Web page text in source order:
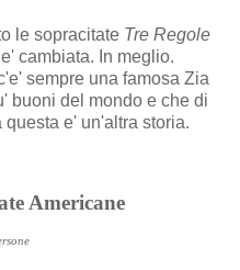
le sopracitate Tre Regole
cambiata. In meglio.
sempre una famosa Zia
buoni del mondo e che di
e' un'altra storia.
Americane